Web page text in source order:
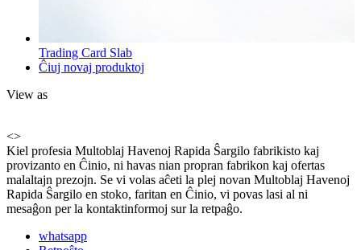
Trading Card Slab
Ĉiuj novaj produktoj
View as
<>
Kiel profesia Multoblaj Havenoj Rapida Ŝargilo fabrikisto kaj
provizanto en Ĉinio, ni havas nian propran fabrikon kaj ofertas
malaltajn prezojn. Se vi volas aĉeti la plej novan Multoblaj Havenoj
Rapida Ŝargilo en stoko, faritan en Ĉinio, vi povas lasi al ni
mesaĝon per la kontaktinformoj sur la retpaĝo.
whatsapp